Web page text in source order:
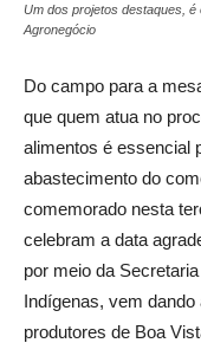
Um dos projetos destaques, é
Agronegócio
Do campo para a
que quem atua no
alimentos é essencial
abastecimento do
comemorado nesta
celebram a data
por meio da
Indígenas, vem
produtores de Boa